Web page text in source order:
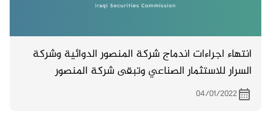
انتهاء اجراءات اندماج شركة المنصور الدوائية وشركة
السرار للاستثمار الصناعي وتبقى شركة المنصور
تسجيل الشركات )
04/01/2022